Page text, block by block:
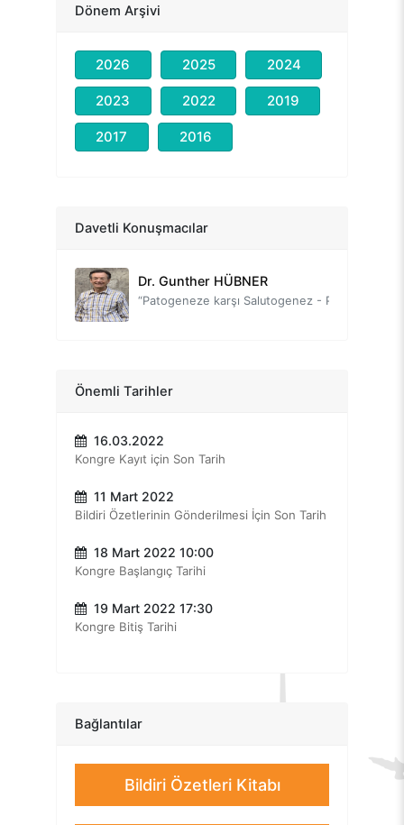
Dönem Arşivi
2026 2025 2024
2023 2022 2019
2017 2016
Davetli Konuşmacılar
Dr. Tayyab RASHİD
Dr. Gunther HÜBNER
Prof. Dr. Sevinç Serpil AYTAÇ
Prof. Dr. Zümra ATALAY
“Yapmak Yerine Olmak”
Prof. Dr. Gökben HIZLI SAYAR
Prof. Dr. Sinan CANAN
“Yapmak Yerine Olmak”
Doç. Dr. Meryem KARAAZİZ
Dr.Öğr.Üyesi Remziye KESKİN
Çalıştay- “Pozitif Destek”
Dr. Öğr. Üyesi Sultanberk HALMATOV
Önemli Tarihler
16.03.2022
Kongre Kayıt için Son Tarih
11 Mart 2022
Bildiri Özetlerinin Gönderilmesi İçin Son Tarih
18 Mart 2022 10:00
Kongre Başlangıç Tarihi
19 Mart 2022 17:30
Kongre Bitiş Tarihi
Bağlantılar
Bildiri Özetleri Kitabı